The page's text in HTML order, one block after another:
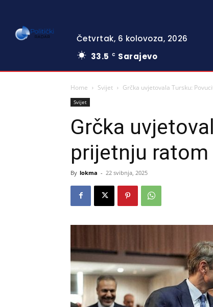
Četvrtak, 6 kolovoza, 2026
33.5
C Sarajevo
Home Svijet Grčka uvjetovala Tursku:
Svijet
Grčka
prijetnju ratom
By lokma - 22 svibnja, 2025